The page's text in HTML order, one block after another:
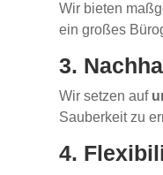
Wir bieten
ein großes
3.
Wir setzen auf
Sauberkeit zu
4.